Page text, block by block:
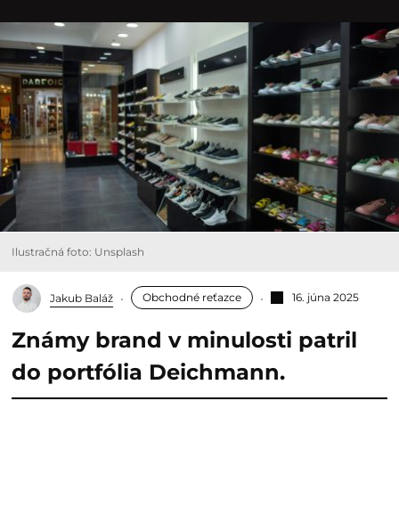
Ilustračná foto: Unsplash
Jakub Baláž Obchodné reťazce 16. júna 2025
Známy brand v minulosti patril
do portfólia Deichmann.